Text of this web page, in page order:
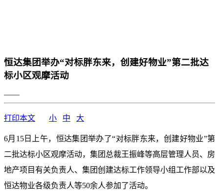
恒达集团举办“对标胖东来，创建好物业”第二批达
标小区观摩活动
——
打印本文 小 中 大
6月15日上午，恒达集团举办了“对标胖东来，创建好物业”第
二批达标小区观摩活动，集团总裁王振峰等高层管理人员、房
地产项目有关负责人、集团创建达标工作领导小组工作部以及
恒达物业各级负责人等50余人参加了活动。